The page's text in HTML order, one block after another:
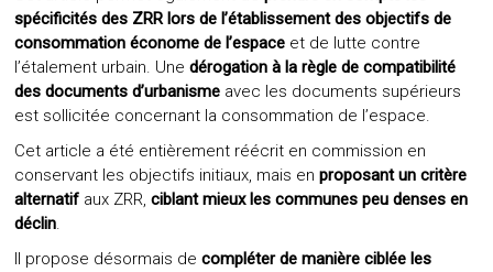
spécificités des ZRR lors de l’établissement des objectifs de
consommation économe de l’espace et de lutte contre
l’étalement urbain. Unedérogation à la règle de compatibilité
des documents d’urbanisme avec les documents supérieurs
est sollicitée concernant la consommation de l’espace.
Cet article a été entièrement réécrit en commission en
conservant les objectifs initiaux, mais enproposant un critère
alternatif aux ZRR,ciblant mieux les communes peu denses en
déclin.
Il propose désormais decompléter de manière ciblée les